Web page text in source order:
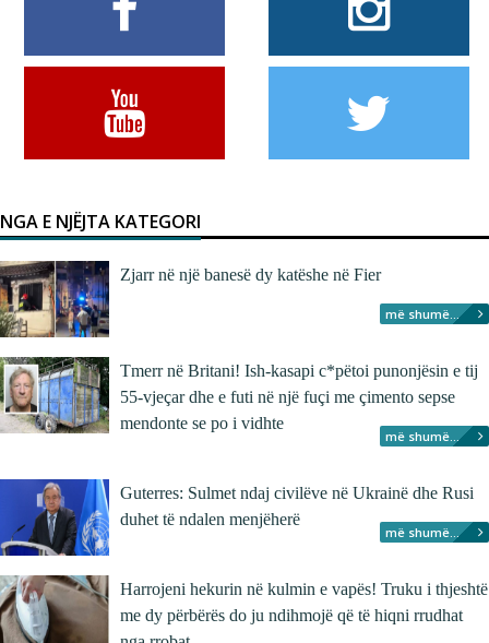
NGA E NJËJTA KATEGORI
Zjarr në një banesë dy katëshe në Fier
më shumë...
Tmerr në Britani! Ish-kasapi c*pëtoi punonjësin e tij
55-vjeçar dhe e futi në një fuçi me çimento sepse
mendonte se po i vidhte
më shumë...
Guterres: Sulmet ndaj civilëve në Ukrainë dhe Rusi
duhet të ndalen menjëherë
më shumë...
Harrojeni hekurin në kulmin e vapës! Truku i thjeshtë
me dy përbërës do ju ndihmojë që të hiqni rrudhat